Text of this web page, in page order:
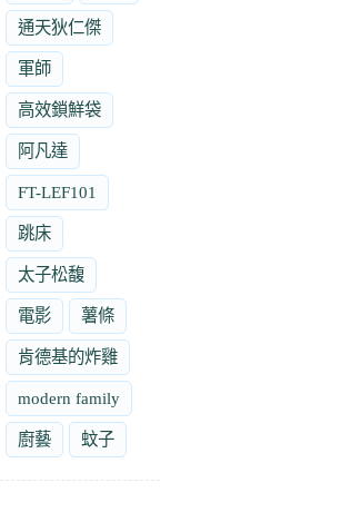
通天狄仁傑
軍師
高效鎖鮮袋
阿凡達
FT-LEF101
跳床
太子松馥
電影 薯條
肯德基的炸雞
modern family
廚藝 蚊子